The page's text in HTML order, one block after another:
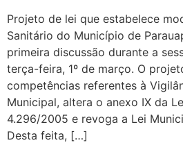
Projeto de lei que estabelece
Sanitário do Município de
primeira discussão durante a
terça-feira, 1º de março. O
competências referentes à
Municipal, altera o anexo IX da
4.296/2005 e revoga a Lei
Desta feita, […]